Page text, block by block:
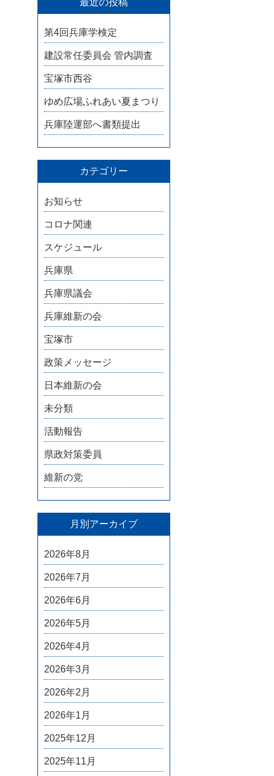
最近の投稿
第4回兵庫学検定
建設常任委員会 管内調査
宝塚市西谷
ゆめ広場ふれあい夏まつり
兵庫陸運部へ書類提出
カテゴリー
お知らせ
コロナ関連
スケジュール
兵庫県
兵庫県議会
兵庫維新の会
宝塚市
政策メッセージ
日本維新の会
未分類
活動報告
県政対策委員
維新の党
月別アーカイブ
2026年8月
2026年7月
2026年6月
2026年5月
2026年4月
2026年3月
2026年2月
2026年1月
2025年12月
2025年11月